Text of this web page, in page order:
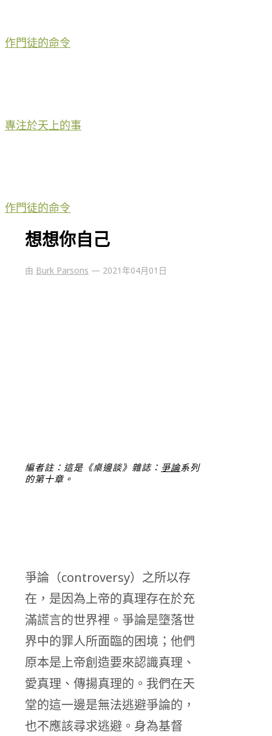
作門徒的命令
專注於天上的事
作門徒的命令
想想你自己
由 Burk Parsons — 2021年04月01日
編者註：這是《桌邊談》雜誌： 爭論系列
的第十章。
爭論（controversy）之所以存
在，是因為上帝的真理存在於充
滿謊言的世界裡。爭論是墮落世
界中的罪人所面臨的困境；他們
原本是上帝創造要來認識真理、
愛真理、傳揚真理的。我們在天
堂的這一邊是無法逃避爭論的，
也不應該尋求逃避。身為基督